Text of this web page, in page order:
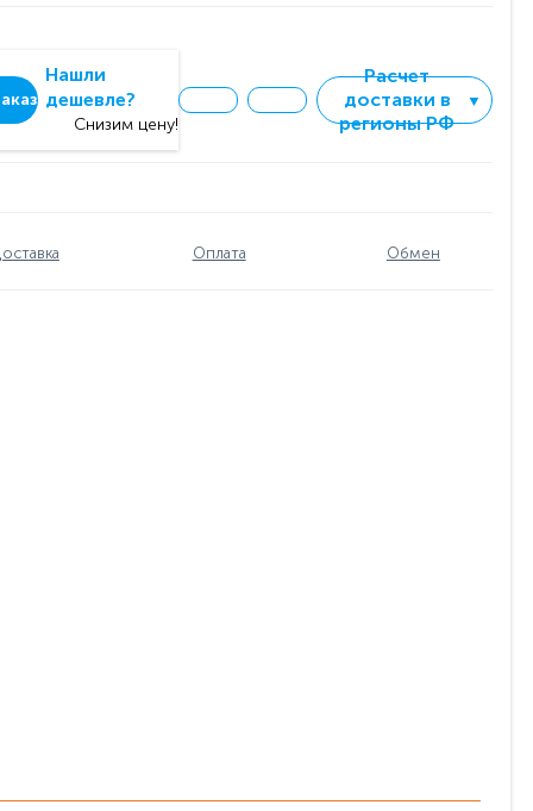
Нашли
дешевле?
Снизим цену!
Расчет
доставки в
регионы РФ
▼
Оплата Обмен